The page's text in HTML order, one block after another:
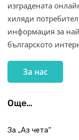
изградената
хиляди
информация за
българското
За нас
Още…
За „Аз чета“